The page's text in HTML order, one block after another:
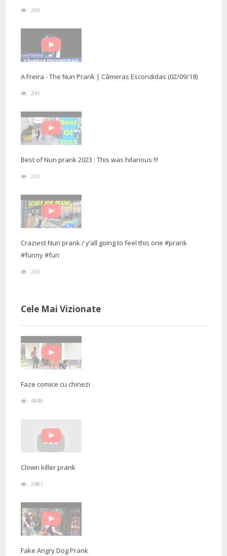
265
A Freira - The Nun Prank | Câmeras Escondidas (02/09/18)
241
Best of Nun prank 2023 : This was hilarious !!!
251
Craziest Nun prank / y’all going to feel this one #prank
#funny #fun
241
Cele Mai Vizionate
Faze comice cu chinezi
4849
Clown killer prank
2481
Fake Angry Dog Prank